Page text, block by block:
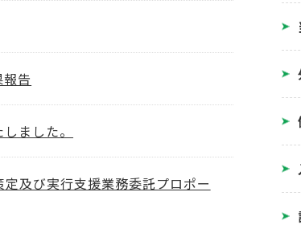
告
ました。
及び実行支援業務委託プロポー